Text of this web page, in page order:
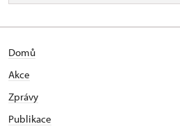
Domů
Akce
Zprávy
Publikace